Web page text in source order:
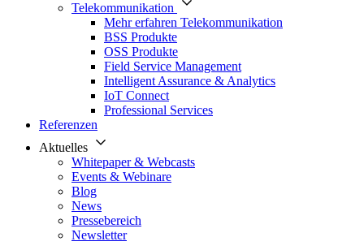
Telekommunikation
Mehr erfahren Telekommunikation
BSS Produkte
OSS Produkte
Field Service Management
Intelligent Assurance & Analytics
IoT Connect
Professional Services
Referenzen
Aktuelles
Whitepaper & Webcasts
Events & Webinare
Blog
News
Pressebereich
Newsletter